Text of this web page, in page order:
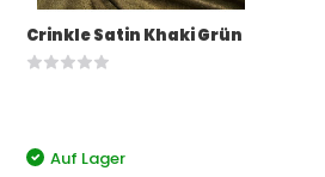
Crinkle Satin Khaki Grün
Auf Lager